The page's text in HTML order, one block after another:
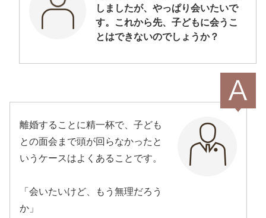
しましたが、やっぱり会いたいで
す。これから先、子どもに会うこ
とはできないのでしょうか？
離婚することに精一杯で、子ども
との面会まで頭が回らなかったと
いうケースはよくあることです。
「会いたいけど、もう無理だろう
か」